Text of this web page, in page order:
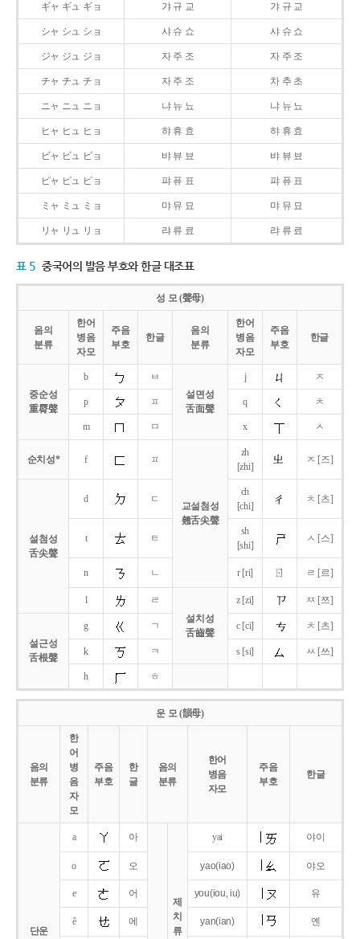
ギャ ギュ ギョ 갸 규 교 갸 규 교
シャ シュ ショ 샤 슈 쇼 샤 슈 쇼
ジャ ジュ ジョ 자 주 조 자 주 조
チャ チュ チョ 자 주 조 차 추 초
ニャ ニュ ニョ 냐 뉴 뇨 냐 뉴 뇨
ヒャ ヒュ ヒョ 햐 휴 효 햐 휴 효
ビャ ビュ ビョ 뱌 뷰 뵤 뱌 뷰 뵤
ピャ ピュ ピョ 퍄 퓨 표 퍄 퓨 표
ミャ ミュ ミョ 먀 뮤 묘 먀 뮤 묘
リャ リュ リョ 랴 류 료 랴 류 료
표 5 중국어의 발음 부호와 한글 대조표
성 모 (聲母)
음의
분류
한어
병음
자모
주음
부호
한글
음의
분류
한어
병음
자모
주음
부호
한글
중순성
重脣聲
b
ㅂ
설면성
舌面聲
j ㅈ
p ㅍ q ㅊ
m ㅁ x ㅅ
순치성* f ㅍ
교설첨성
翹舌尖聲
zh
[zhi]
ㅈ [즈]
설첨성
舌尖聲
d ㄷ
ch
[chi]
ㅊ [츠]
t ㅌ
sh
[shi]
ㅅ [스]
n ㄴ r [ri] ㄖ ㄹ [르]
l
ㄹ
설치성
舌齒聲
z [zi] ㅉ [쯔]
설근성
舌根聲
g ㄱ c [ci] ㅊ [츠]
k ㅋ s [si] ㅆ [쓰]
h ㅎ
운 모 (韻母)
음의
분류
한
어
병
음
자
모
주음
부호
한
글
음의
분류
한어
병음
자모
주음
부호
한글
단운
a 아
제
치
류
yai 야이
o 오 yao(iao) 야오
e 어 you(iou,iu) 유
ê 에 yan(ian) 옌